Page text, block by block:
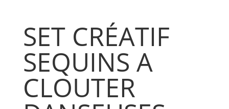
SET CRÉATIF
SEQUINS A
CLOUTER